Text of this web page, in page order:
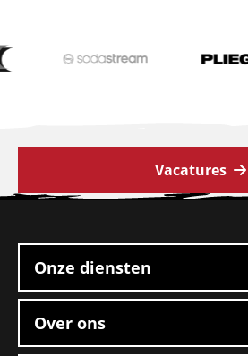
Vacatures
footer
Onze diensten
Over ons